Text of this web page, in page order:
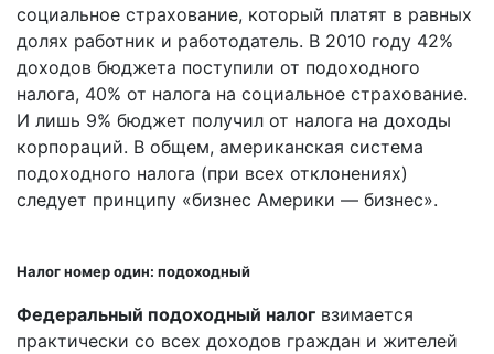
социальное страхование, который платят в равных
долях работник и работодатель. В 2010 году 42%
доходов бюджета поступили от подоходного
налога, 40% от налога на социальное страхование.
И лишь 9% бюджет получил от налога на доходы
корпораций. В общем, американская система
подоходного налога (при всех отклонениях)
следует принципу «бизнес Америки — бизнес».
Налог номер один: подоходный
Федеральный подоходный налог взимается
практически со всех доходов граждан и жителей